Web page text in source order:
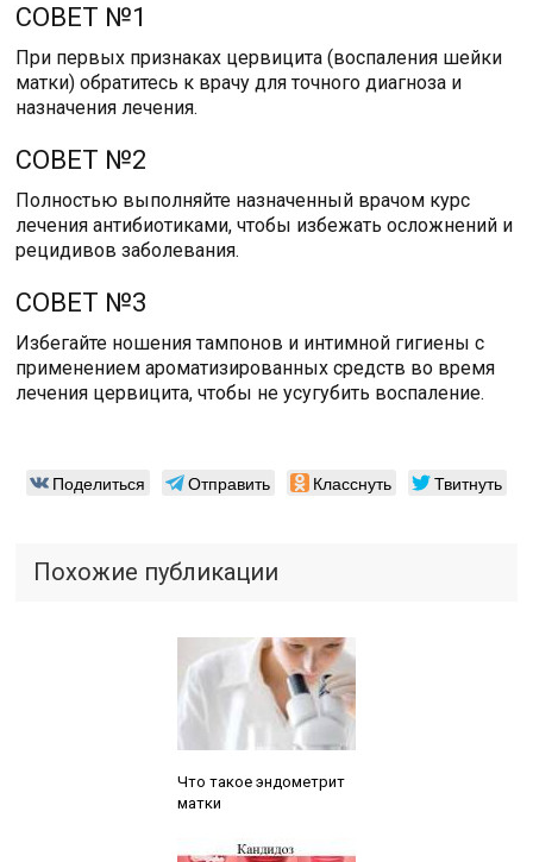
СОВЕТ №1
При первых признаках цервицита (воспаления шейки
матки) обратитесь к врачу для точного диагноза и
назначения лечения.
СОВЕТ №2
Полностью выполняйте назначенный врачом курс
лечения антибиотиками, чтобы избежать осложнений и
рецидивов заболевания.
СОВЕТ №3
Избегайте ношения тампонов и интимной гигиены с
применением ароматизированных средств во время
лечения цервицита, чтобы не усугубить воспаление.
Поделиться Отправить Класснуть Твитнуть
Похожие публикации
Что такое эндометрит
матки